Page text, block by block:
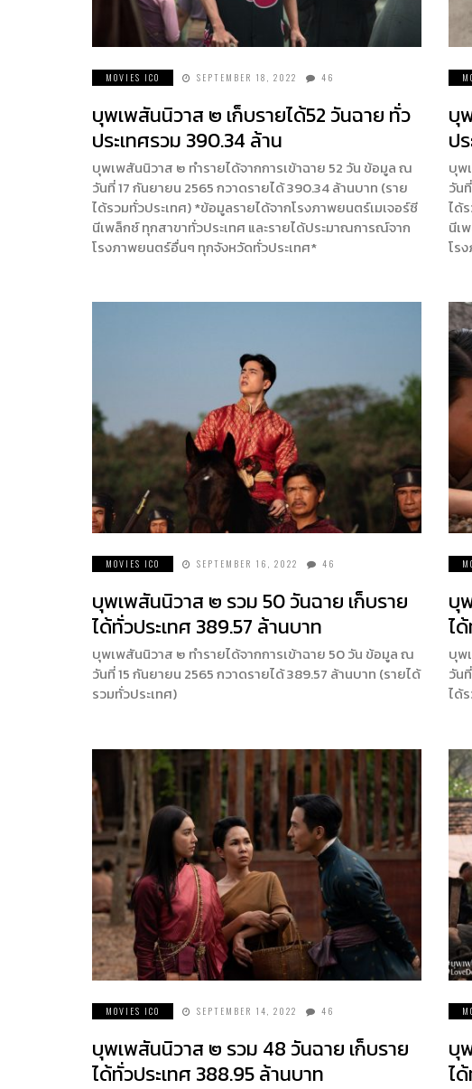
MOVIES ICO SEPTEMBER 18, 2022 46
บุพเพสันนิวาส ๒ เก็บรายได้52 วันฉาย ทั่ว
ประเทศรวม 390.34 ล้าน
บุพเพสันนิวาส ๒ ทำรายได้จากการเข้าฉาย 52 วัน ข้อมูล ณ
วันที่ 17 กันยายน 2565 กวาดรายได้ 390.34 ล้านบาท (ราย
ได้รวมทั่วประเทศ) *ข้อมูลรายได้จากโรงภาพยนตร์เมเจอร์ซี
นีเพล็กซ์ ทุกสาขาทั่วประเทศ และรายได้ประมาณการณ์จาก
โรงภาพยนตร์อื่นๆ ทุกจังหวัดทั่วประเทศ*
บุ
ป
บุพ
วัน
ได้
นีเ
โร
MOVIES ICO SEPTEMBER 16, 2022 46
บุพเพสันนิวาส ๒ รวม 50 วันฉาย เก็บราย
ได้ทั่วประเทศ 389.57 ล้านบาท
บุพเพสันนิวาส ๒ ทำรายได้จากการเข้าฉาย 50 วัน ข้อมูล ณ
วันที่ 15 กันยายน 2565 กวาดรายได้ 389.57 ล้านบาท (รายได้
รวมทั่วประเทศ)
บุ
ไ
บุพ
วัน
ได้
MOVIES ICO SEPTEMBER 14, 2022 46
บุพเพสันนิวาส ๒ รวม 48 วันฉาย เก็บราย
ได้ทั่วประเทศ 388.95 ล้านบาท
บุ
ไ